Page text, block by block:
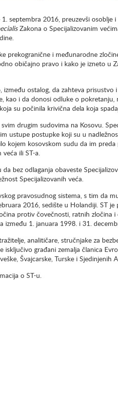
septembra 2016, preuzevši osoblje
Zakona o Specijalizovanim
prekogranične i međunarodne
običajno pravo i kako je izneto u
između ostalog, da zahteva
kao i da donosi odluke o
su počinila krivična dela koja
drugim sudovima na Kosovu.
ustupe postupke koji su u
kojem kosovskom sudu da im
ili ST-a.
bez odlaganja obaveste
Specijalizovanih veća.
pravosudnog sistema, s tim da
2016, sedište u Holandiji. ST
protiv čovečnosti, ratnih zločina
između 1. januara 1998. i 31.
analitičare, stručnjake za
isključivo građani zemalja članica
Švajcarske, Turske i Sjedinjenih
o ST-u.